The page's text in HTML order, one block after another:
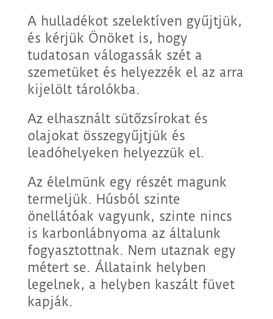
A hulladékot szelektíven gyűjtjük,
és kérjük Önöket is, hogy
tudatosan válogassák szét a
szemetüket és helyezzék el az arra
kijelölt tárolókba.
Az elhasznált sütőzsírokat és
olajokat összegyűjtjük és
leadóhelyeken helyezzük el.
Az élelmünk egy részét magunk
termeljük. Húsból szinte
önellátóak vagyunk, szinte nincs
is karbonlábnyoma az általunk
fogyasztottnak. Nem utaznak egy
métert se. Állataink helyben
legelnek, a helyben kaszált füvet
kapják.